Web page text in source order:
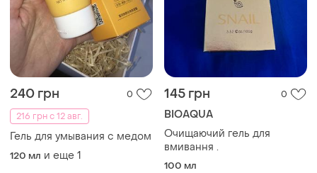
240 грн
0
216 грн с 12 авг.
Гель для умывания с медом
120 мл и еще 1
145 грн 0
BIOAQUA
Очищаючий гель для
вмивання .
100 мл